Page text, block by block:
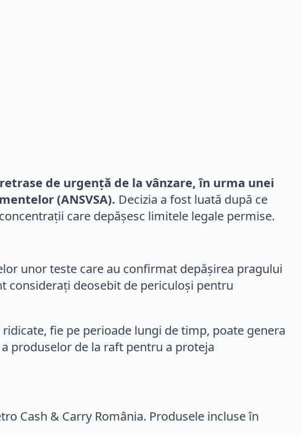
de urgență de la vânzare, în urma unei
(ANSVSA). Decizia a fost luată după ce
care depășesc limitele legale permise.
unor teste care au confirmat depășirea pragului
considerați deosebit de periculoși pentru
fie pe perioade lungi de timp, poate genera
produselor de la raft pentru a proteja
Cash & Carry România. Produsele incluse în